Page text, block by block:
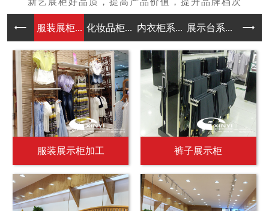
服装展柜... 化妆品柜... 内衣柜系... 展示台系... 中岛
服装展示柜加工 裤子展示柜